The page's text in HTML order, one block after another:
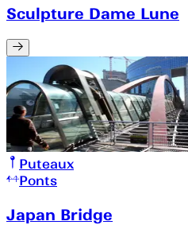
Sculpture Dame Lune
Puteaux
Ponts
Japan Bridge